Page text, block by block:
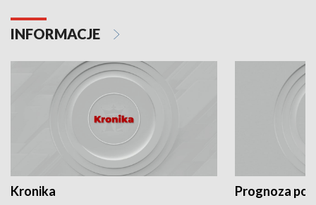
INFORMACJE
Kronika Prognoza